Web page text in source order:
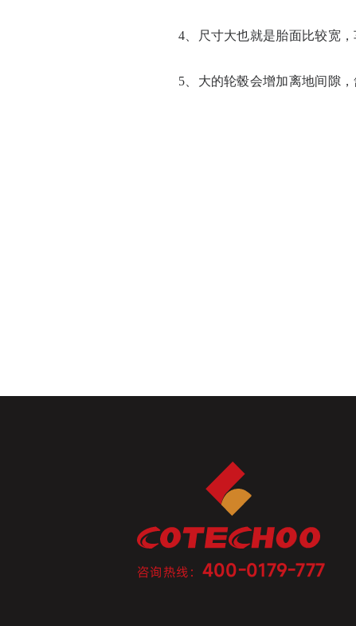
4、尺寸大也就是胎面比较宽
5、大的轮毂会增加离地间隙，
咨询热线： 400-0179-777